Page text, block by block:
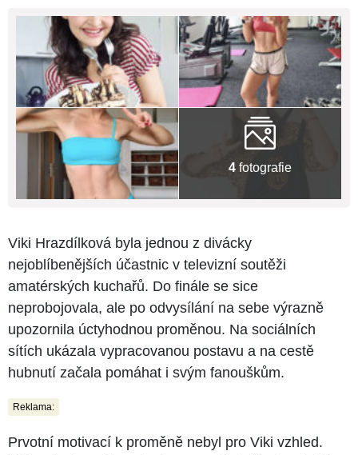
4 fotografie
Viki Hrazdílková byla jednou z divácky
nejoblíbenějších účastnic v televizní soutěži
amatérských kuchařů. Do finále se sice
neprobojovala, ale po odvysílání na sebe výrazně
upozornila úctyhodnou proměnou. Na sociálních
sítích ukázala vypracovanou postavu a na cestě
hubnutí začala pomáhat i svým fanouškům.
Reklama:
Prvotní motivací k proměně nebyl pro Viki vzhled.